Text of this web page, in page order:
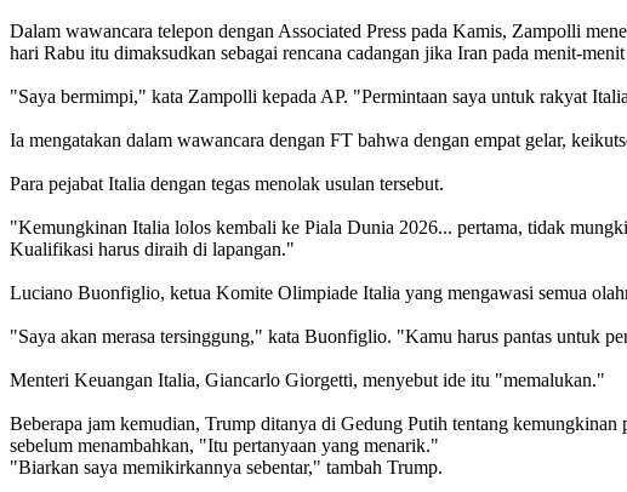
Dalam wawancara telepon dengan Associated Press pada Kamis, Zampolli
hari Rabu itu dimaksudkan sebagai rencana cadangan jika Iran pada menit-
"Saya bermimpi," kata Zampolli kepada AP. "Permintaan saya untuk rakyat
Ia mengatakan dalam wawancara dengan FT bahwa dengan empat gelar,
Para pejabat Italia dengan tegas menolak usulan tersebut.
"Kemungkinan Italia lolos kembali ke Piala Dunia 2026... pertama, tidak
Kualifikasi harus diraih di lapangan."
Luciano Buonfiglio, ketua Komite Olimpiade Italia yang mengawasi semua
"Saya akan merasa tersinggung," kata Buonfiglio. "Kamu harus pantas untuk
Menteri Keuangan Italia, Giancarlo Giorgetti, menyebut ide itu "memalukan."
Beberapa jam kemudian, Trump ditanya di Gedung Putih tentang
sebelum menambahkan, "Itu pertanyaan yang menarik."
"Biarkan saya memikirkannya sebentar," tambah Trump.